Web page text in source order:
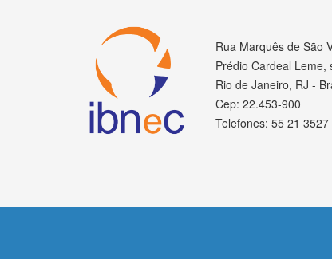
Rua Marquês de São
Prédio Cardeal Leme,
Rio de Janeiro, RJ -
Cep: 22.453-900
Telefones: 55 21